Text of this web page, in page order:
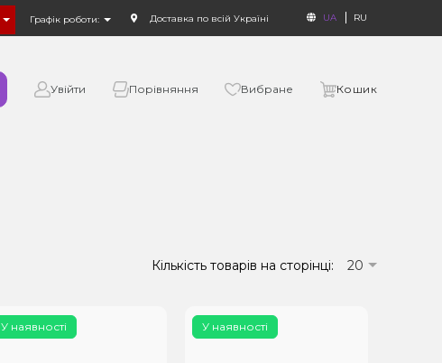
Графік роботи: Доставка по всій Україні UA RU
Увійти Порівняння Вибране Кошик
Кількість товарів на сторінці: 20
У наявності У наявності